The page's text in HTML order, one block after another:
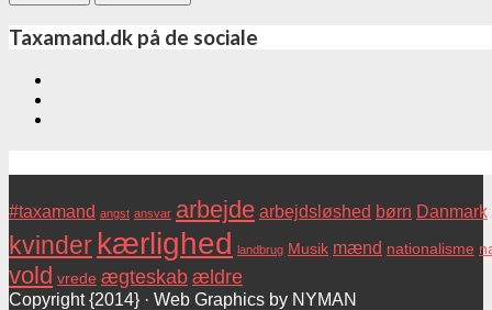
Taxamand.dk på de sociale
#taxamand angst ansvar arbejde arbejdsløshed børn Danmark
kvinder kærlighed landbrug Musik mænd nationalisme
vold vrede ægteskabældre
Copyright {2014} · Web Graphics by NYMAN